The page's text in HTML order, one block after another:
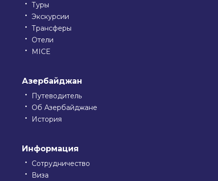
Туры
Экскурсии
Трансферы
Отели
MICE
Азербайджан
Путеводитель
Об Азербайджане
История
Информация
Сотрудничество
Виза